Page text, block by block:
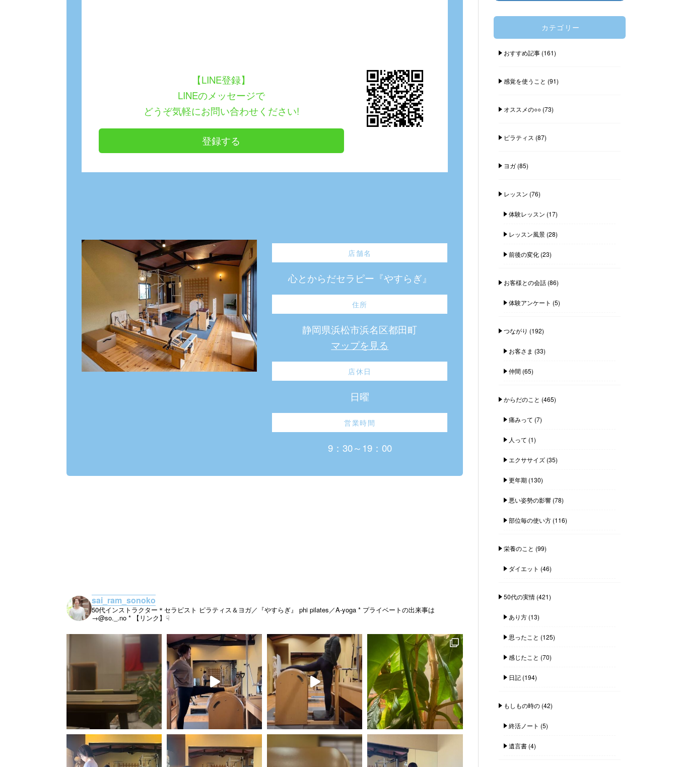
【LINE登録】
LINEのメッセージで
どうぞ気軽にお問い合わせください!
登録する
店舗名
心とからだセラピー『やすらぎ』
住所
静岡県浜松市浜名区都田町
マップを見る
店休日
日曜
営業時間
9：30～19：00
sai_ram_sonoko
50代インストラクター＊セラピスト ピラティス＆ヨガ／『やすらぎ』 phi pilates／A-yoga * プライベートの出来事は
→@so._.no * 【リンク】☟
カテゴリー
おすすめ記事(161)
感覚を使うこと (91)
オススメの○○(73)
ピラティス (87)
ヨガ(85)
レッスン (76)
体験レッスン (17)
レッスン風景(28)
前後の変化(23)
お客様との会話(86)
体験アンケート (5)
つながり (192)
お客さま (33)
仲間 (65)
からだのこと (465)
痛みって (7)
人って (1)
エクササイズ(35)
更年期 (130)
悪い姿勢の影響(78)
部位毎の使い方(116)
栄養のこと (99)
ダイエット (46)
50代の実情(421)
あり方(13)
思ったこと (125)
感じたこと (70)
日記(194)
もしもの時の(42)
終活ノート (5)
遺言書(4)